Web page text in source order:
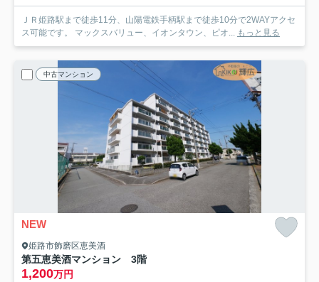
ＪＲ姫路駅まで徒歩11分、山陽電鉄手柄駅まで徒歩10分で2WAYアクセ
ス可能です。 マックスバリュー、イオンタウン、ピオ... もっと見る
中古マンション
NEW
姫路市飾磨区恵美酒
第五恵美酒マンション 3階
1,200万円